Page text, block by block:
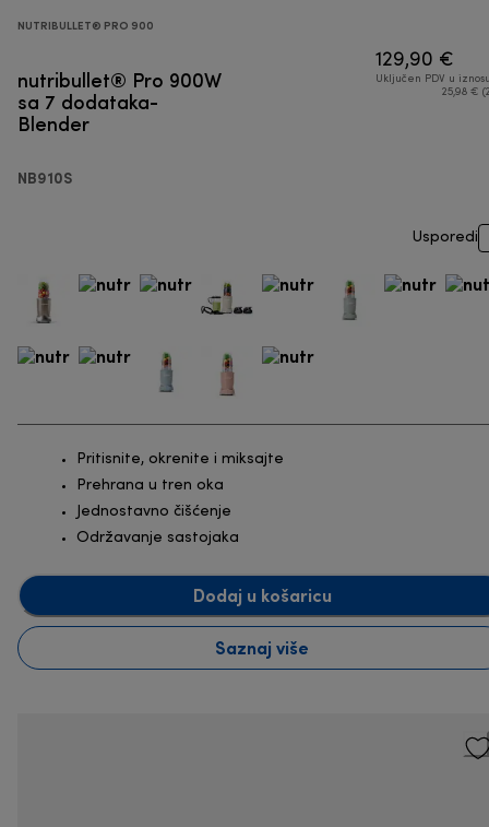
NUTRIBULLET® PRO 900
nutribullet® Pro 900W
sa 7 dodataka-
Blender
NB910S
129,90 €
Uključen PDV u
25,98 €
Usporedi
Pritisnite, okrenite i miksajte
Prehrana u tren oka
Jednostavno čišćenje
Održavanje sastojaka
Dodaj u košaricu
Saznaj više